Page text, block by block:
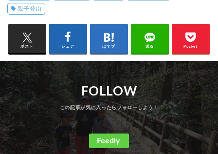
親子登山
ポスト シェア はてブ 送る Pocket
FOLLOW
Feedly